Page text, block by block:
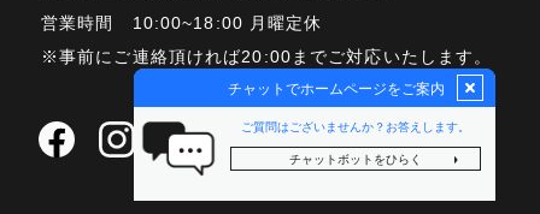
営業時間 10:00~18:00 月曜定休
※事前にご連絡頂ければ20:00までご対応いたします。